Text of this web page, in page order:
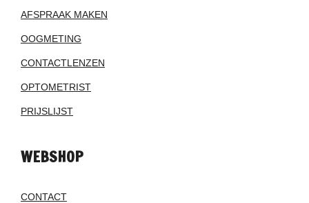
AFSPRAAK MAKEN
OOGMETING
CONTACTLENZEN
OPTOMETRIST
PRIJSLIJST
WEBSHOP
CONTACT